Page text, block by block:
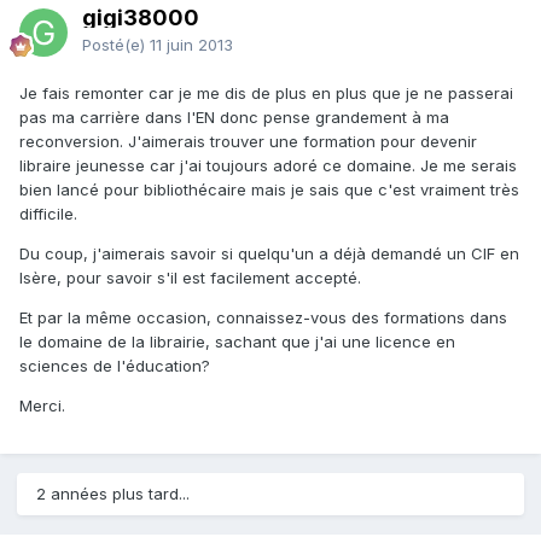
gigi38000
Posté(e) 11 juin 2013
Je fais remonter car je me dis de plus en plus que je ne passerai
pas ma carrière dans l'EN donc pense grandement à ma
reconversion. J'aimerais trouver une formation pour devenir
libraire jeunesse car j'ai toujours adoré ce domaine. Je me serais
bien lancé pour bibliothécaire mais je sais que c'est vraiment très
difficile.
Du coup, j'aimerais savoir si quelqu'un a déjà demandé un CIF en
Isère, pour savoir s'il est facilement accepté.
Et par la même occasion, connaissez-vous des formations dans
le domaine de la librairie, sachant que j'ai une licence en
sciences de l'éducation?
Merci.
2 années plus tard...